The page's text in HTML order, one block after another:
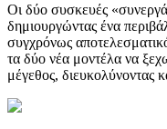
Οι δύο συσκευές
δημιουργώντας ένα
συγχρόνως
τα δύο νέα μοντέλα να
μέγεθος, διευκολύνοντας